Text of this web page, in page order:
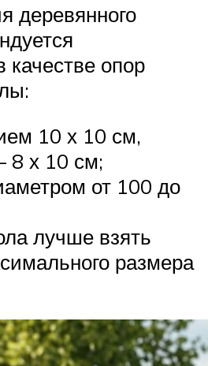
деревянного
качестве опор
10 х 10 см,
х 10 см;
от 100 до
лучше взять
размера